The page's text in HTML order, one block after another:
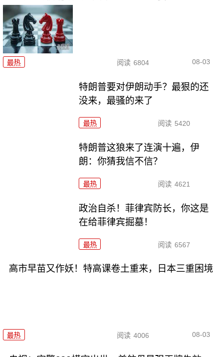
最热 阅读 6804 08-03
特朗普要对伊朗动手？最狠的还
没来，最骚的来了
最热 阅读 5420
特朗普这狼来了连演十遍，伊
朗：你猜我信不信？
最热 阅读 4621
政治自杀！菲律宾防长，你这是
在给菲律宾掘墓！
最热 阅读 6567
高市早苗又作妖！特高课卷土重来，日本三重困境
最热 阅读 4006 08-03